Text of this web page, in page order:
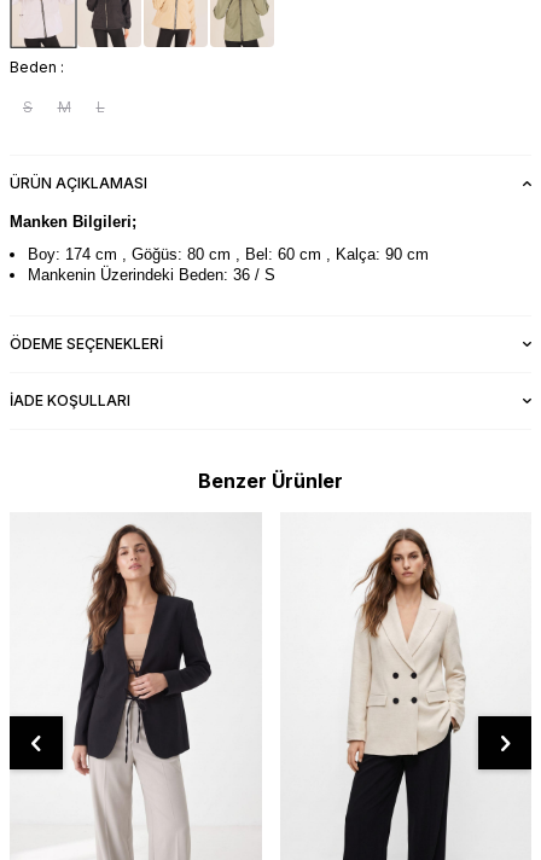
Beden :
S M L
ÜRÜN AÇIKLAMASI
Manken Bilgileri;
Boy: 174 cm , Göğüs: 80 cm , Bel: 60 cm , Kalça: 90 cm
Mankenin Üzerindeki Beden: 36 / S
ÖDEME SEÇENEKLERI
İADE KOŞULLARI
Benzer Ürünler